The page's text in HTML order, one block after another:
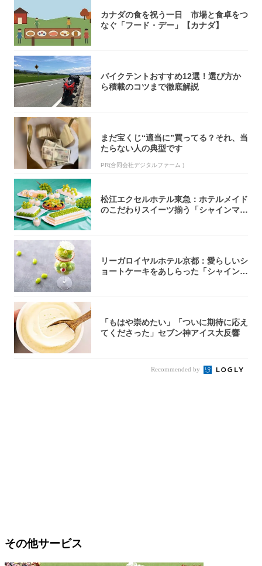
カナダの食を祝う一日 市場と食卓をつ
なぐ「フード・デー」【カナダ】
バイクテントおすすめ12選！選び方か
ら積載のコツまで徹底解説
まだ宝くじ“適当に”買ってる？それ、当
たらない人の典型です
PR(合同会社デジタルファーム )
松江エクセルホテル東急：ホテルメイド
のこだわりスイーツ揃う「シャインマス
リーガロイヤルホテル京都：愛らしいシ
ョートケーキをあしらった「シャインマ
「もはや崇めたい」「ついに期待に応え
てくださった」セブン神アイス大反響
Recommended by
その他サービス